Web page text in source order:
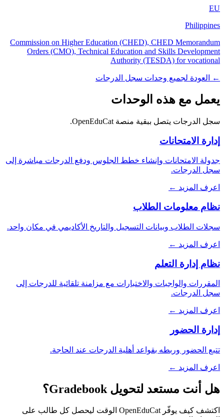
EU
Philippines
Commission on Higher Education (CHED), CHED Memorandum
Orders (CMO), Technical Education and Skills Development
Authority (TESDA) for vocational
← العودة لجميع وحدات سجل الدرجات
يعمل مع هذه الوحدات
سجل الدرجات يتصل ببقية منصة OpenEduCat.
إدارة الامتحانات
جدولة الامتحانات وإنشاء خطط الجلوس ودفع الدرجات مباشرة إلى
سجل الدرجات.
اعرف المزيد ←
نظام معلومات الطلاب
سجلات الطلاب وبيانات التسجيل والتاريخ الأكاديمي في مكان واحد.
اعرف المزيد ←
نظام إدارة التعلم
المقررات والواجبات والاختبارات مع مزامنة تلقائية للدرجات إلى
سجل الدرجات.
اعرف المزيد ←
إدارة الحضور
تتبع الحضور وربطه بقواعد أهلية الدرجات عند الحاجة.
اعرف المزيد ←
هل أنت مستعد لتحويل Gradebook؟
اكتشف كيف يوفّر OpenEduCat الوقت ليحصل كل طالب على